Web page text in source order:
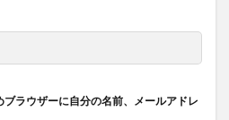
ラウザーに自分の名前、メールアドレ